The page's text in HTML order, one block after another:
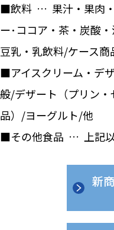
■飲料 … 果汁・果肉・
ー･ココア・茶・炭酸
豆乳・乳飲料/ケース商
■アイスクリーム・デ
般/デザート（プリン
品）/ヨーグルト/他
■その他食品 … 上記
新